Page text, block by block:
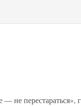
не перестараться»,